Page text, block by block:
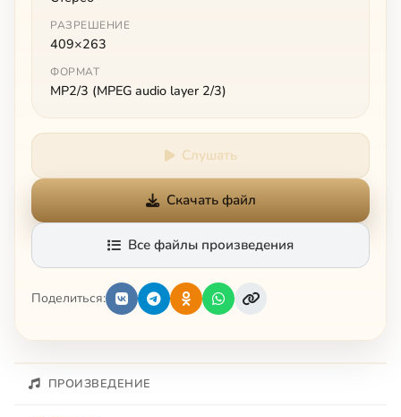
РАЗРЕШЕНИЕ
409×263
ФОРМАТ
MP2/3 (MPEG audio layer 2/3)
Слушать
Скачать файл
Все файлы произведения
Поделиться:
ПРОИЗВЕДЕНИЕ